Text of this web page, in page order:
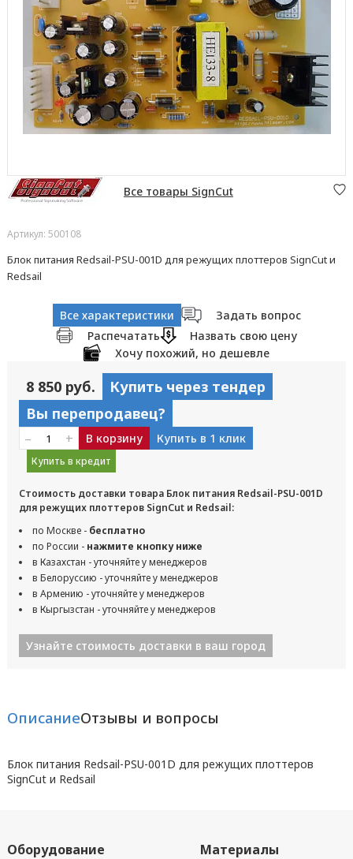
Все товары SignCut
Артикул: 500108
Блок питания Redsail-PSU-001D для режущих плоттеров SignCut и
Redsail
Все характеристики
Задать вопрос
Распечатать
Назвать свою цену
Хочу похожий, но дешевле
8 850 руб.
Купить через тендер
Вы перепродавец?
– + В корзину Купить в 1 клик
Купить в кредит
Стоимость доставки товара Блок питания Redsail-PSU-001D
для режущих плоттеров SignCut и Redsail:
по Москве - бесплатно
по России - нажмите кнопку ниже
в Казахстан - уточняйте у менеджеров
в Белоруссию - уточняйте у менеджеров
в Армению - уточняйте у менеджеров
в Кыргызстан - уточняйте у менеджеров
Узнайте стоимость доставки в ваш город
ОписаниеОтзывы и вопросы
Блок питания Redsail-PSU-001D для режущих плоттеров
SignCut и Redsail
Оборудование Материалы